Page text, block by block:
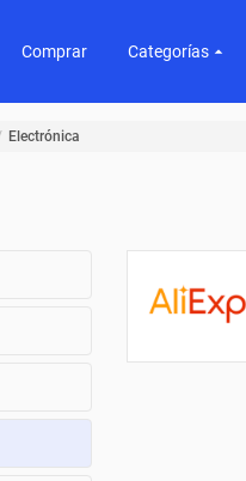
Comprar Categorías
Electrónica